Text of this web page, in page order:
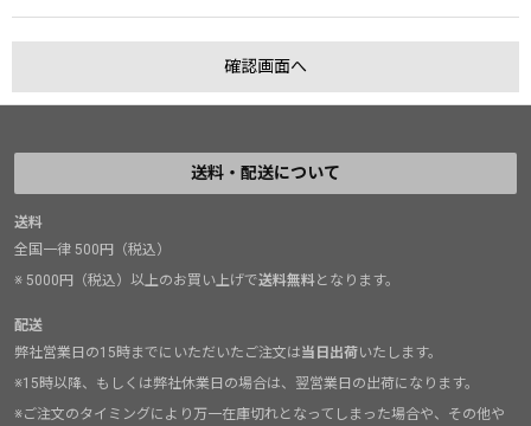
送料・配送について
送料
全国一律 500円（税込）
※ 5000円（税込）以上のお買い上げで送料無料となります。
配送
弊社営業日の15時までにいただいたご注文は当日出荷いたします。
※15時以降、もしくは弊社休業日の場合は、翌営業日の出荷になります。
※ご注文のタイミングにより万一在庫切れとなってしまった場合や、その他や